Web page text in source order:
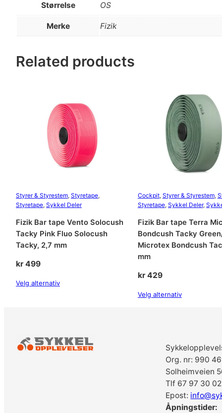
Størrelse OS
Merke Fizik
Related products
Styrer & Styrestem, Styretape
Styretape, Sykkel Deler
Fizik Bar tape Vento Solocush
Tacky Pink Fluo Solocush
Tacky, 2,7 mm
kr 499
Velg alternativ
Cockpit, Styrer & Styrestem,
Styretape, Sykkel Deler,
Fizik Bar tape Terra
Bondcush Tacky
Microtex Bondcush
mm
kr429
Velg alternativ
Org. nr: 990
Solheimveien
Tlf 67 97 30 02
Epost:
Åpningstider: